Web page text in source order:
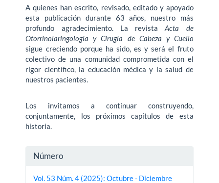
A quienes han escrito, revisado, editado y apoyado
esta publicación durante 63 años, nuestro más
profundo agradecimiento. La revistaActa de
Otorrinolaringología y Cirugía de Cabeza y Cuello
sigue creciendo porque ha sido, es y será el fruto
colectivo de una comunidad comprometida con el
rigor científico, la educación médica y la salud de
nuestros pacientes.
Los invitamos a continuar construyendo,
conjuntamente, los próximos capítulos de esta
historia.
Detalles
del
Número
Vol. 53 Núm. 4 (2025): Octubre - Diciembre